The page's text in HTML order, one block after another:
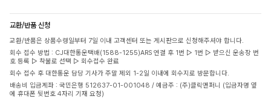
교환/반품 신청
교환/반품은 상품수령일부터 7일 이내 고객센터 또는 게시판으로 신청해주셔야 합니다.
회수 접수 방법 : CJ대한통운택배(1588-1255)ARS 연결 후 1번 ▷ 1번 ▷ 받으신 운송장 번
호 등록 ▷ 착불로 선택 ▷ 회수접수 완료
회수 접수 후 대한통운 담당 기사가 주말 제외 1-2일 이내에 회수지로 방문합니다.
배송비 입금계좌 : 국민은행 512637-01-001048 / 예금주 : (주)클릭앤퍼니 (입금자명 옆
에 휴대폰 뒷번호 4자리 기재 요청)